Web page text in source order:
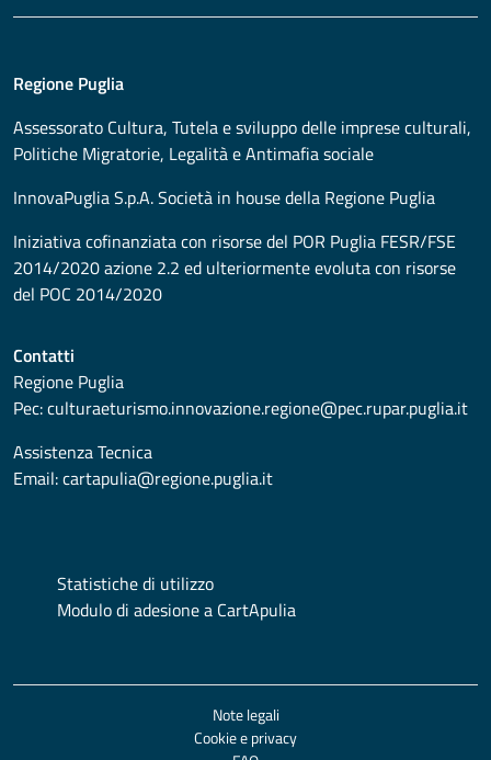
Regione Puglia
Assessorato Cultura, Tutela e sviluppo delle imprese culturali,
Politiche Migratorie, Legalità e Antimafia sociale
InnovaPuglia S.p.A. Società in house della Regione Puglia
Iniziativa cofinanziata con risorse del POR Puglia FESR/FSE
2014/2020 azione 2.2 ed ulteriormente evoluta con risorse
del POC 2014/2020
Contatti
Regione Puglia
Pec:culturaeturismo.innovazione.regione@pec.rupar.puglia.it
Assistenza Tecnica
Email:cartapulia@regione.puglia.it
Statistiche di utilizzo
Modulo di adesione a CartApulia
Note legali
Cookie e privacy